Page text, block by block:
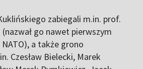
zabiegali m.in. prof.
go nawet pierwszym
a także grono
Czesław Bielecki, Marek